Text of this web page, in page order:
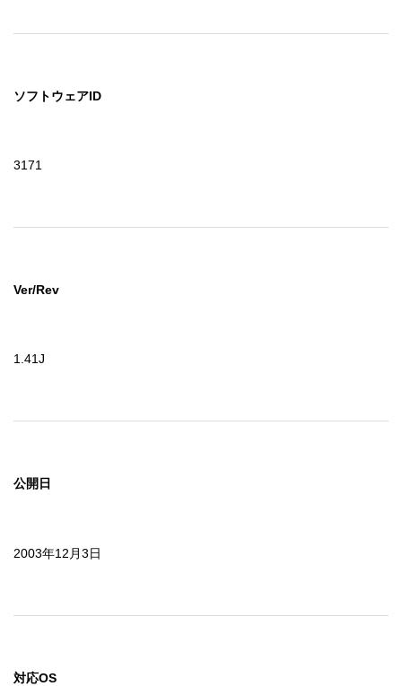
ソフトウェアID
3171
Ver/Rev
1.41J
公開日
2003年12月3日
対応OS